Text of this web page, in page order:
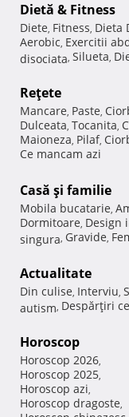
Dietă & Fitness
Diete, Fitness, Dieta
Aerobic, Exercitii
disociata, Silueta,
Reţete
Mancare, Paste,
Dulceata, Tocanita,
Maioneza, Pilaf,
Ce mancam azi
Casă şi familie
Mobila bucatarie,
Dormitoare, Design
singura, Gravide,
Actualitate
Din culise, Interviu,
autism, Despărţiri
Horoscop
Horoscop 2026,
Horoscop 2025,
Horoscop azi,
Horoscop dragoste,